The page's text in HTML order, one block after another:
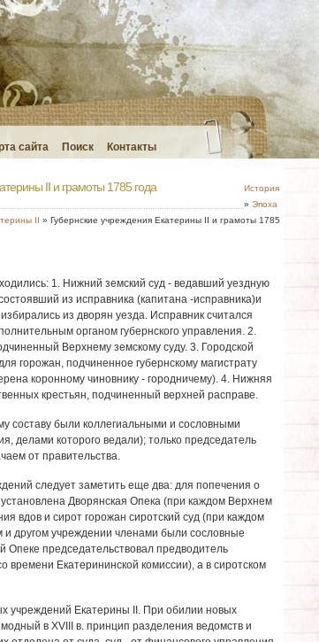
сайта Поиск Контакты
II и грамоты 1785 года
История
» Эпоха
II » Губернские учреждения Екатерины II и грамоты 1785
1. Нижний земский суд - ведавший уездную
из исправника (капитана -исправника)и
из дворян уезда. Исправник считался
органом губернского управления. 2.
Верхнему земскому суду. 3. Городской
горожан, подчиненное губернскому магистрату
коронному чиновнику - городничему). 4. Нижняя
крестьян, подчиненный верхней расправе.
составу были коллегиальными и сословными
делами которого ведали); только председатель
от правительства.
следует заметить еще два: для попечения о
Дворянская Опека (при каждом Верхнем
вдов и сирот горожан сиротский суд (при каждом
и другом учреждении членами были сословные
Опеке председательствовал предводитель
времени Екатерининской комиссии), а в сиротском
учреждений Екатерины II. При обилии новых
в XVIII в. принцип разделения ведомств и